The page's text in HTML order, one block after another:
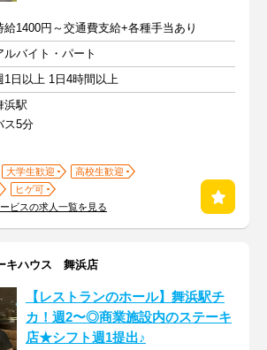
給1400円～交通費支給+各種手当あり
ルバイト・パート
1日以上 1日4時間以上
浜駅
ス5分
大学生歓迎
高校生歓迎
ヒゲ可
ビスの求人一覧を見る
キハウス 舞浜店
【レストランのホール】舞浜駅チ
カ！週2〜◎商業施設内のステーキ
店★シフト週1提出♪